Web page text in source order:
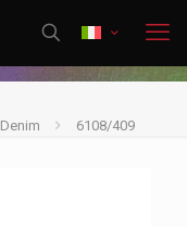
Denim 6108/409